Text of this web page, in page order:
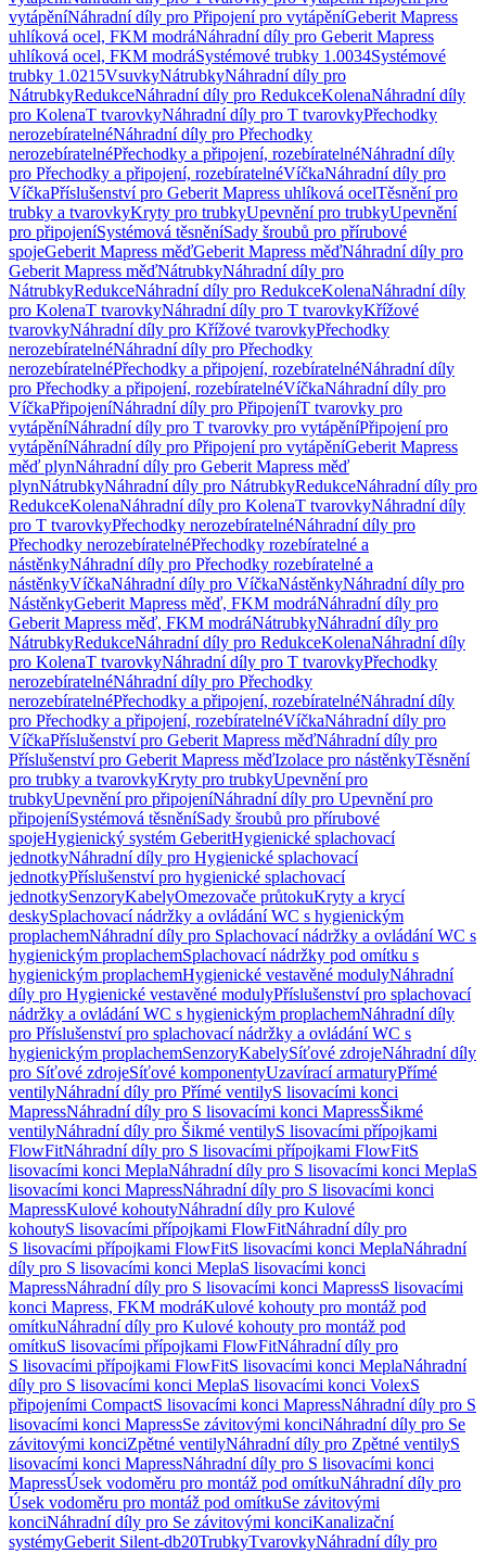
vytápěníNáhradní díly pro Připojení pro vytápěníGeberit Mapress
uhlíková ocel, FKM modráNáhradní díly pro Geberit Mapress
uhlíková ocel, FKM modráSystémové trubky 1.0034Systémové
trubky 1.0215VsuvkyNátrubkyNáhradní díly pro
NátrubkyRedukceNáhradní díly pro RedukceKolenaNáhradní díly
pro KolenaT tvarovkyNáhradní díly pro T tvarovkyPřechodky
nerozebíratelnéNáhradní díly pro Přechodky
nerozebíratelnéPřechodky a připojení, rozebíratelnéNáhradní díly
pro Přechodky a připojení, rozebíratelnéVíčkaNáhradní díly pro
VíčkaPříslušenství pro Geberit Mapress uhlíková ocelTěsnění pro
trubky a tvarovkyKryty pro trubkyUpevnění pro trubkyUpevnění
pro připojeníSystémová těsněníSady šroubů pro přírubové
spojeGeberit Mapress měďGeberit Mapress měďNáhradní díly pro
Geberit Mapress měďNátrubkyNáhradní díly pro
NátrubkyRedukceNáhradní díly pro RedukceKolenaNáhradní díly
pro KolenaT tvarovkyNáhradní díly pro T tvarovkyKřížové
tvarovkyNáhradní díly pro Křížové tvarovkyPřechodky
nerozebíratelnéNáhradní díly pro Přechodky
nerozebíratelnéPřechodky a připojení, rozebíratelnéNáhradní díly
pro Přechodky a připojení, rozebíratelnéVíčkaNáhradní díly pro
VíčkaPřipojeníNáhradní díly pro PřipojeníT tvarovky pro
vytápěníNáhradní díly pro T tvarovky pro vytápěníPřipojení pro
vytápěníNáhradní díly pro Připojení pro vytápěníGeberit Mapress
měď plynNáhradní díly pro Geberit Mapress měď
plynNátrubkyNáhradní díly pro NátrubkyRedukceNáhradní díly pro
RedukceKolenaNáhradní díly pro KolenaT tvarovkyNáhradní díly
pro T tvarovkyPřechodky nerozebíratelnéNáhradní díly pro
Přechodky nerozebíratelnéPřechodky rozebíratelné a
nástěnkyNáhradní díly pro Přechodky rozebíratelné a
nástěnkyVíčkaNáhradní díly pro VíčkaNástěnkyNáhradní díly pro
NástěnkyGeberit Mapress měď, FKM modráNáhradní díly pro
Geberit Mapress měď, FKM modráNátrubkyNáhradní díly pro
NátrubkyRedukceNáhradní díly pro RedukceKolenaNáhradní díly
pro KolenaT tvarovkyNáhradní díly pro T tvarovkyPřechodky
nerozebíratelnéNáhradní díly pro Přechodky
nerozebíratelnéPřechodky a připojení, rozebíratelnéNáhradní díly
pro Přechodky a připojení, rozebíratelnéVíčkaNáhradní díly pro
VíčkaPříslušenství pro Geberit Mapress měďNáhradní díly pro
Příslušenství pro Geberit Mapress měďIzolace pro nástěnkyTěsnění
pro trubky a tvarovkyKryty pro trubkyUpevnění pro
trubkyUpevnění pro připojeníNáhradní díly pro Upevnění pro
připojeníSystémová těsněníSady šroubů pro přírubové
spojeHygienický systém GeberitHygienické splachovací
jednotkyNáhradní díly pro Hygienické splachovací
jednotkyPříslušenství pro hygienické splachovací
jednotkySenzoryKabelyOmezovače průtokuKryty a krycí
deskySplachovací nádržky a ovládání WC s hygienickým
proplachemNáhradní díly pro Splachovací nádržky a ovládání WC s
hygienickým proplachemSplachovací nádržky pod omítku s
hygienickým proplachemHygienické vestavěné modulyNáhradní
díly pro Hygienické vestavěné modulyPříslušenství pro splachovací
nádržky a ovládání WC s hygienickým proplachemNáhradní díly
pro Příslušenství pro splachovací nádržky a ovládání WC s
hygienickým proplachemSenzoryKabelySíťové zdrojeNáhradní díly
pro Síťové zdrojeSíťové komponentyUzavírací armaturyPřímé
ventilyNáhradní díly pro Přímé ventilyS lisovacími konci
MapressNáhradní díly pro S lisovacími konci MapressŠikmé
ventilyNáhradní díly pro Šikmé ventilyS lisovacími přípojkami
FlowFitNáhradní díly pro S lisovacími přípojkami FlowFitS
lisovacími konci MeplaNáhradní díly pro S lisovacími konci MeplaS
lisovacími konci MapressNáhradní díly pro S lisovacími konci
MapressKulové kohoutyNáhradní díly pro Kulové
kohoutyS lisovacími přípojkami FlowFitNáhradní díly pro
S lisovacími přípojkami FlowFitS lisovacími konci MeplaNáhradní
díly pro S lisovacími konci MeplaS lisovacími konci
MapressNáhradní díly pro S lisovacími konci MapressS lisovacími
konci Mapress, FKM modráKulové kohouty pro montáž pod
omítkuNáhradní díly pro Kulové kohouty pro montáž pod
omítkuS lisovacími přípojkami FlowFitNáhradní díly pro
S lisovacími přípojkami FlowFitS lisovacími konci MeplaNáhradní
díly pro S lisovacími konci MeplaS lisovacími konci VolexS
připojeními CompactS lisovacími konci MapressNáhradní díly pro S
lisovacími konci MapressSe závitovými konciNáhradní díly pro Se
závitovými konciZpětné ventilyNáhradní díly pro Zpětné ventilyS
lisovacími konci MapressNáhradní díly pro S lisovacími konci
MapressÚsek vodoměru pro montáž pod omítkuNáhradní díly pro
Úsek vodoměru pro montáž pod omítkuSe závitovými
konciNáhradní díly pro Se závitovými konciKanalizační
systémyGeberit Silent-db20TrubkyTvarovkyNáhradní díly pro